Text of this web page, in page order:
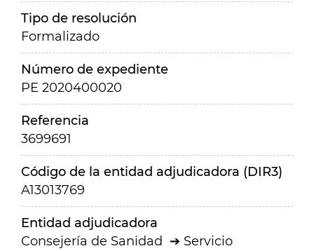
Tipo de resolución
Formalizado
Número de expediente
PE 2020400020
Referencia
3699691
Código de la entidad adjudicadora (DIR3)
A13013769
Entidad adjudicadora
Consejería de Sanidad
Servicio